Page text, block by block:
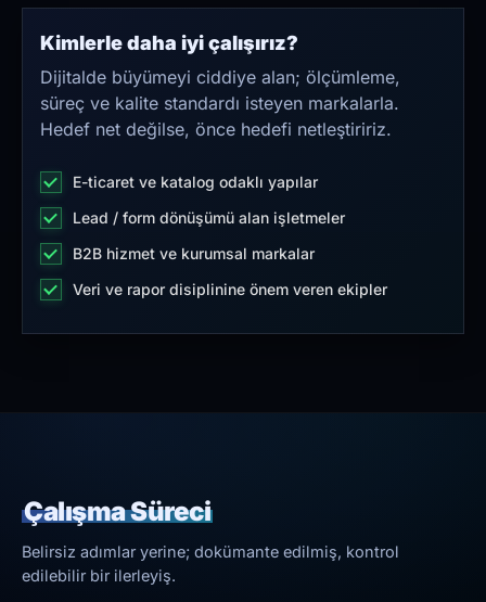
Kimlerle daha iyi çalışırız?
Dijitalde büyümeyi ciddiye alan; ölçümleme,
süreç ve kalite standardı isteyen markalarla.
Hedef net değilse, önce hedefi netleştiririz.
E-ticaret ve katalog odaklı yapılar
Lead / form dönüşümü alan işletmeler
B2B hizmet ve kurumsal markalar
Veri ve rapor disiplinine önem veren ekipler
Çalışma Süreci
Belirsiz adımlar yerine; dokümante edilmiş, kontrol
edilebilir bir ilerleyiş.